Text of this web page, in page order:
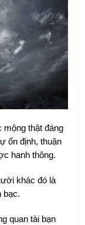
thật đáng
ổn định, thuận
hanh thông.
khác đó là
bạc.
quan tài bạn